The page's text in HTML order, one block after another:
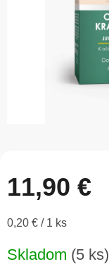
11,90 €
Jednotková
0,20 € / 1 ks
Skladom (5 ks)